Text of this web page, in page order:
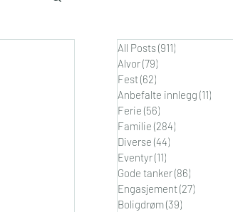
All Posts(911)
Alvor(79)
Fest(62)
Anbefalte innlegg (11)
Ferie (56)
Familie (284)
Diverse (44)
Eventyr(11)
Gode tanker(86)
Engasjement(27)
Boligdrøm(39)